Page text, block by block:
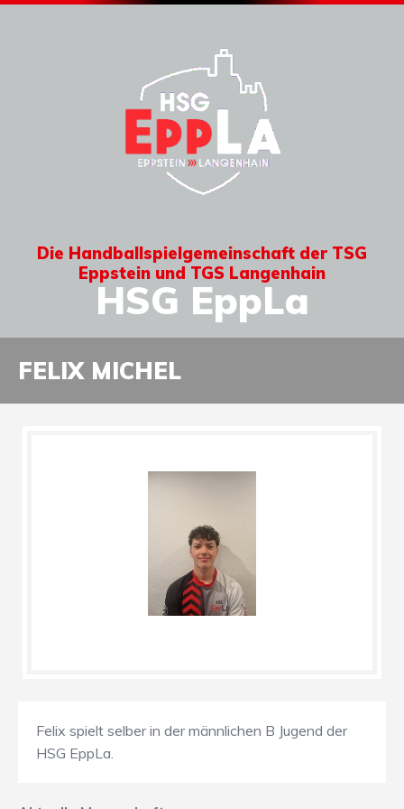
Die Handballspielgemeinschaft der TSG
Eppstein und TGS Langenhain
HSG EppLa
FELIX MICHEL
Felix spielt selber in der männlichen B Jugend der
HSG EppLa.